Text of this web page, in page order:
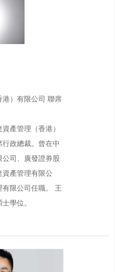
港）有限公司 聯席
產管理（香港）
政總裁。曾在中
公司、廣發證券股
資產管理有限公
限公司任職。 王
學位。